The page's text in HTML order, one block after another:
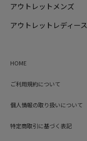
アウトレットメンズ
アウトレットレディース
HOME
ご利用規約について
個人情報の取り扱いについて
特定商取引に基づく表記